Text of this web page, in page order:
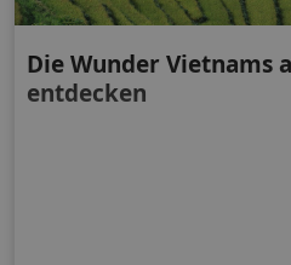
Die Wunder Vietnams
entdecken